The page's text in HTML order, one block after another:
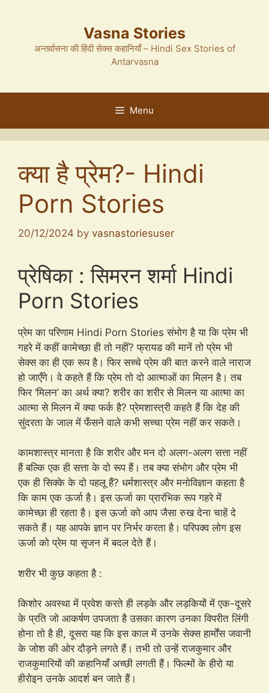
Vasna Stories
अन्तर्वासना की हिंदी सेक्स कहानियाँ – Hindi Sex Stories of
Antarvasna
Menu
क्या है प्रेम?- Hindi
Porn Stories
20/12/2024 by vasnastoriesuser
प्रेषिका : सिमरन शर्मा Hindi
Porn Stories
प्रेम का परिणाम Hindi Porn Stories संभोग है या कि प्रेम भी
गहरे में कहीं कामेच्छा ही तो नहीं? फ्रायड की मानें तो प्रेम भी
सेक्स का ही एक रूप है। फिर सच्चे प्रेम की बात करने वाले नाराज
हो जाएँगे। वे कहते हैं कि प्रेम तो दो आत्माओं का मिलन है। तब
फिर ‘मिलन’ का अर्थ क्या? शरीर का शरीर से मिलन या आत्मा का
आत्मा से मिलन में क्या फर्क है? प्रेमशास्त्री कहते हैं कि देह की
सुंदरता के जाल में फँसने वाले कभी सच्चा प्रेम नहीं कर सकते।
कामशास्त्र मानता है कि शरीर और मन दो अलग-अलग सत्ता नहीं
हैं बल्कि एक ही सत्ता के दो रूप हैं। तब क्या संभोग और प्रेम भी
एक ही सिक्के के दो पहलू हैं? धर्मशास्त्र और मनोविज्ञान कहता है
कि काम एक ऊर्जा है। इस ऊर्जा का प्रारंभिक रूप गहरे में
कामेच्छा ही रहता है। इस ऊर्जा को आप जैसा रुख देना चाहें दे
सकते हैं। यह आपके ज्ञान पर निर्भर करता है। परिपक्व लोग इस
ऊर्जा को प्रेम या सृजन में बदल देते हैं।
शरीर भी कुछ कहता है :
किशोर अवस्था में प्रवेश करते ही लड़के और लड़कियों में एक-दूसरे
के प्रति जो आकर्षण उपजता है उसका कारण उनका विपरीत लिंगी
होना तो है ही, दूसरा यह कि इस काल में उनके सेक्स हार्मोंस जवानी
के जोश की ओर दौड़ने लगते हैं। तभी तो उन्हें राजकुमार और
राजकुमारियों की कहानियाँ अच्छी लगती हैं। फिल्मों के हीरो या
हीरोइन उनके आदर्श बन जाते हैं।